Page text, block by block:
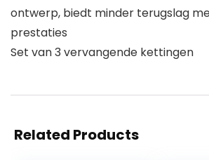
ontwerp, biedt minder terugslag
prestaties
Set van 3 vervangende kettingen
Related Products